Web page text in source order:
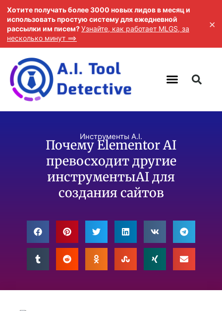
Инструменты A.I.
Почему Elementor AI
превосходит другие
инструментыAI для
создания сайтов
Хотите получать более 3000 новых лидов в месяц и
использовать простую систему для ежедневной
рассылки им писем?Узнайте, как работает MLGS, за
несколько минут ==>
×